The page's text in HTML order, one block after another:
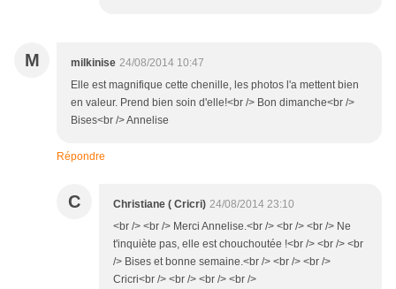
M milkinise 24/08/2014 10:47
Elle est magnifique cette chenille, les photos l'a mettent bien
en valeur. Prend bien soin d'elle!<br /> Bon dimanche<br />
Bises<br /> Annelise
Répondre
C Christiane ( Cricri) 24/08/2014 23:10
<br /> <br /> Merci Annelise.<br /> <br /> <br /> Ne
t'inquiète pas, elle est chouchoutée !<br /> <br /> <br
/> Bises et bonne semaine.<br /> <br /> <br />
Cricri<br /> <br /> <br /> <br />